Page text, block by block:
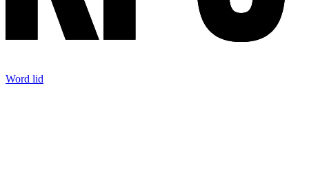
Word lid